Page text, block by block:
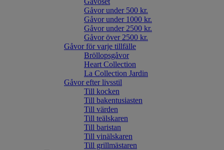
Gåvor under 500 kr.
Gåvor under 1000 kr.
Gåvor under 2500 kr.
Gåvor över 2500 kr.
Gåvor för varje tillfälle
Bröllopsgåvor
Heart Collection
La Collection Jardin
Gåvor efter livsstil
Till kocken
Till bakentusiasten
Till värden
Till teälskaren
Till baristan
Till vinälskaren
Till grillmästaren